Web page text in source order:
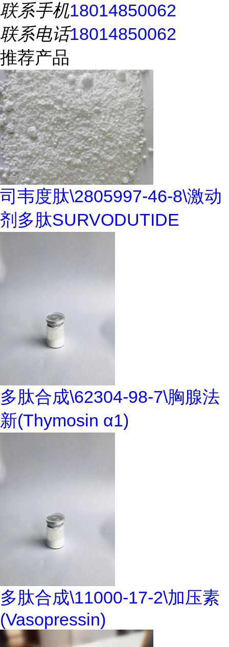
联系手机18014850062
联系电话18014850062
推荐产品
司韦度肽\2805997-46-8\激动
剂多肽SURVODUTIDE
多肽合成\62304-98-7\胸腺法
新(Thymosin α1)
多肽合成\11000-17-2\加压素
(Vasopressin)